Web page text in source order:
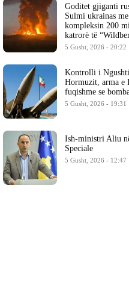
Goditet gjiganti
Sulmi ukrainas
kompleksin 200
katrorë të
5 Gusht, 2026 - 20:22
Kontrolli i
Hormuzit, arma e
fuqishme se
5 Gusht, 2026 - 19:31
Ish-ministri ​Aliu
Speciale
5 Gusht, 2026 - 12:47